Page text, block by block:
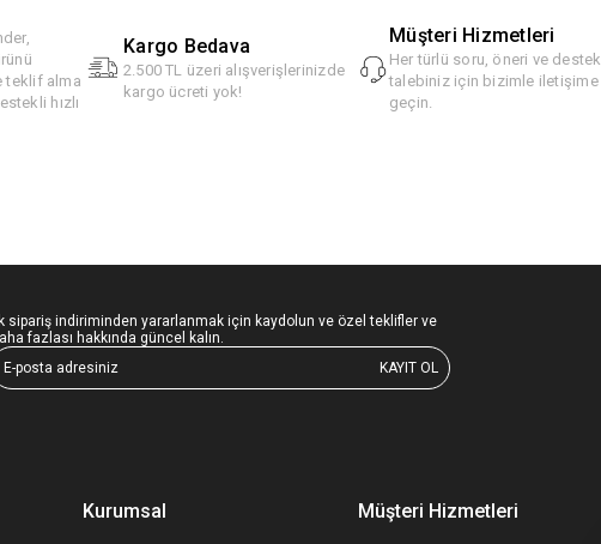
teklif alma
hızlı
Kargo Bedava
2.500 TL üzeri alışverişlerinizde
kargo ücreti yok!
Müşteri Hizmetleri
Her türlü soru, öneri ve destek
talebiniz için bizimle iletişime
geçin.
sipariş indiriminden yararlanmak için kaydolun ve özel teklifler ve
fazlası hakkında güncel kalın.
KAYIT OL
Kurumsal Müşteri Hizmetleri